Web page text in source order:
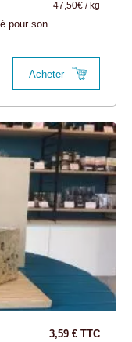
47,50€ / kg
pour son...
Acheter
3,59 € TTC